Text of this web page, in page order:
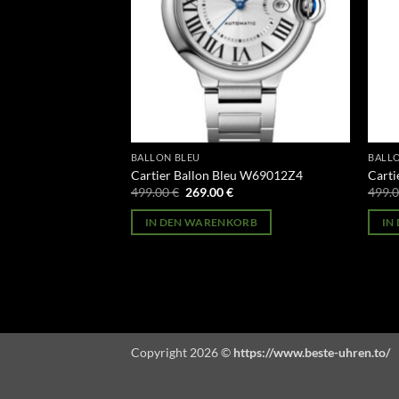
BALLON BLEU
Cartier Ballon Bleu W69012Z4
499.00€ Ursprünglicher
war:
499.00 €
269.00€Aktueller
ist:
269.00 €.
IN DEN WARENKORB IN
Copyright 2026 © https://www.beste-uhren.to/